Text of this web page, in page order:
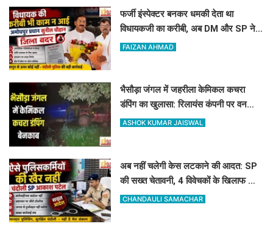
फर्जी इंस्पेक्टर बनकर धमकी देता था
विधायकजी का करीबी, अब DM और SP ने
अमोघपुर प्रधान को जिले से बाहर खदेड़ा
FAIZAN AHMAD
भैसौड़ा जंगल में जहरीला केमिकल कचरा
डंपिंग का खुलासा: रिलायंस कंपनी पर वन
विभाग का बड़ा एक्शन
ASHOK KUMAR JAISWAL
अब नहीं चलेगी केस लटकाने की आदत: SP
की सख्त चेतावनी, 4 विवेचकों के खिलाफ जांच
शुरू, 60-90 दिन पुराने मामलों का तुरंत करें
CHANDAULI SAMACHAR